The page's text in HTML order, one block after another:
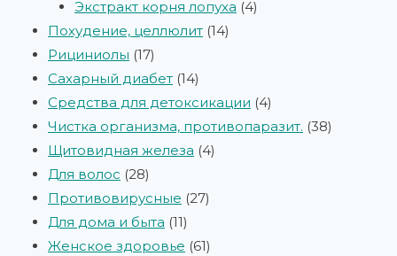
Экстракт корня лопуха 4
Похудение, целлюлит 14
Рициниолы 17
Сахарный диабет 14
Средства для детоксикации 4
Чистка организма, противопаразит. 38
Щитовидная железа 4
Для волос 28
Противовирусные 27
Для дома и быта 11
Женское здоровье 61